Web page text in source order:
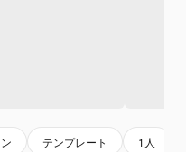
テンプレート 1人